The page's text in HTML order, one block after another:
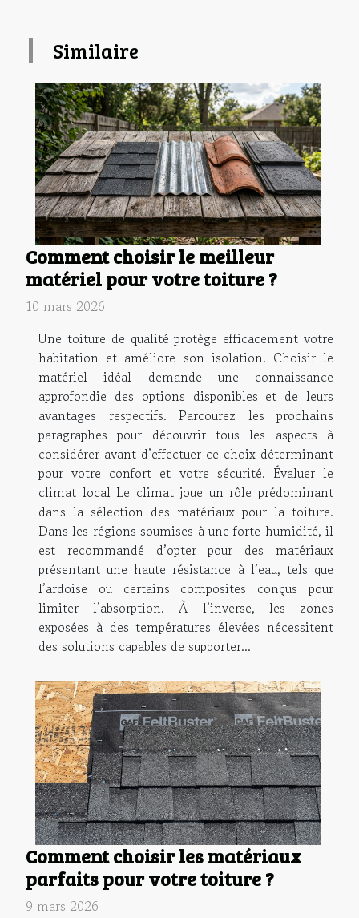
Similaire
Comment choisir le meilleur
matériel pour votre toiture ?
10 mars 2026
Une toiture de qualité protège efficacement votre
habitation et améliore son isolation. Choisir le
matériel idéal demande une connaissance
approfondie des options disponibles et de leurs
avantages respectifs. Parcourez les prochains
paragraphes pour découvrir tous les aspects à
considérer avant d’effectuer ce choix déterminant
pour votre confort et votre sécurité. Évaluer le
climat local Le climat joue un rôle prédominant
dans la sélection des matériaux pour la toiture.
Dans les régions soumises à une forte humidité, il
est recommandé d’opter pour des matériaux
présentant une haute résistance à l’eau, tels que
l’ardoise ou certains composites conçus pour
limiter l’absorption. À l’inverse, les zones
exposées à des températures élevées nécessitent
des solutions capables de supporter...
Comment choisir les matériaux
parfaits pour votre toiture ?
9 mars 2026